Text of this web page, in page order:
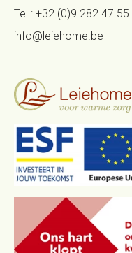
Tel.: +32 (0)9 282 47 55
info@leiehome.be